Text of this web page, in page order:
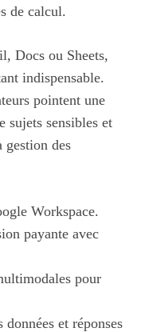
de calcul.
Docs ou Sheets,
indispensable.
pointent une
sujets sensibles et
gestion des
Workspace.
payante avec
pour
et réponses